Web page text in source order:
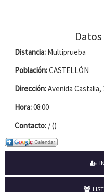
Distancia: Multiprueba
Población:CASTELLÓN
Dirección:Avenida Castalia,
Hora:08:00
Contacto: / ()